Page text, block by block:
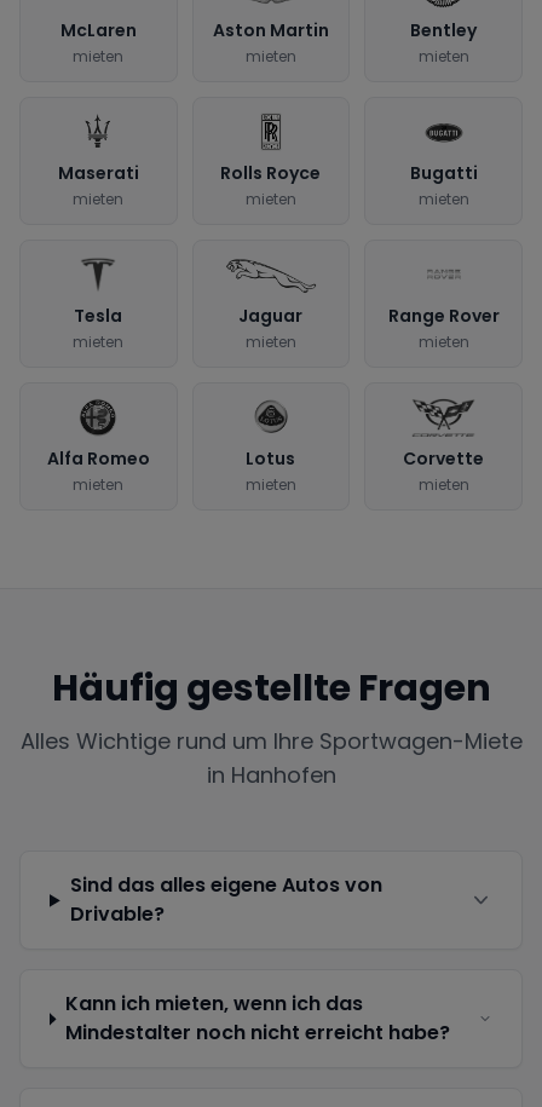
McLaren
mieten
Aston Martin
mieten
Bentley
mieten
Maserati
mieten
Rolls Royce
mieten
Bugatti
mieten
Tesla
mieten
Jaguar
mieten
Range Rover
mieten
Alfa Romeo
mieten
Lotus
mieten
Corvette
mieten
Häufig gestellte Fragen
Alles Wichtige rund um Ihre Sportwagen-Miete
in Hanhofen
Sind das alles eigene Autos von
Drivable?
Kann ich mieten, wenn ich das
Mindestalter noch nicht erreicht habe?